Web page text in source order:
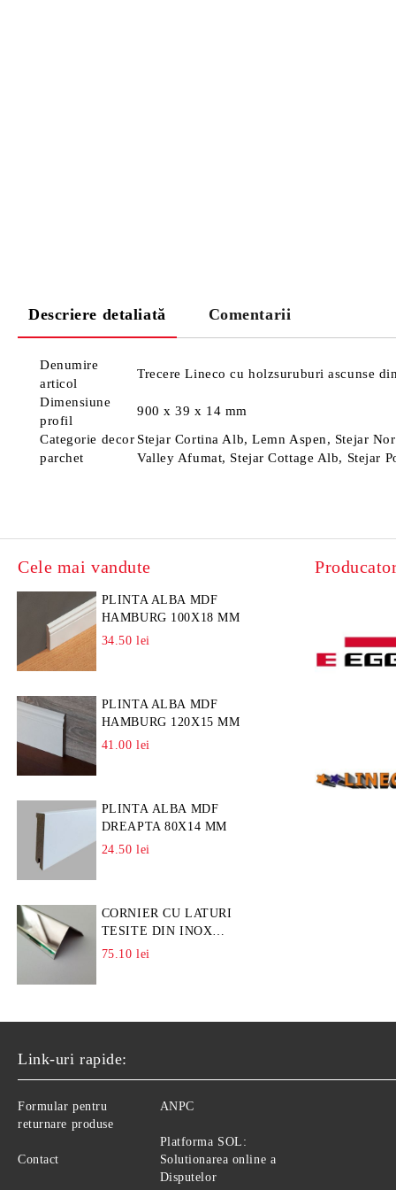
Descriere detaliată Comentarii
Denumire
articol
Trecere Lineco cu holzsuruburi ascunse
Dimensiune
profil
900 x 39 x 14 mm
Categorie decor
parchet
Stejar Cortina Alb, Lemn Aspen, Stejar
Valley Afumat, Stejar Cottage Alb, Stejar
Cele mai vandute
PLINTA ALBA MDF
HAMBURG 100X18 MM
34.50 lei
PLINTA ALBA MDF
HAMBURG 120X15 MM
41.00 lei
PLINTA ALBA MDF
DREAPTA 80X14 MM
24.50 lei
CORNIER CU LATURI
TESITE DIN INOX
L=A=25MM
75.10 lei
Link-uri rapide:
Formular pentru
returnare produse
Contact
ANPC
Platforma SOL:
Solutionarea online a
Disputelor